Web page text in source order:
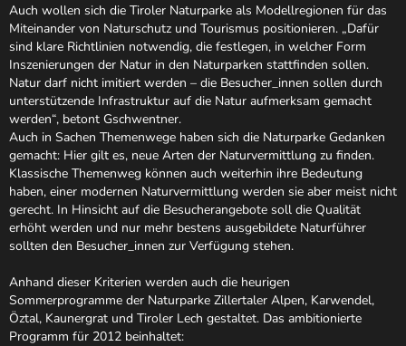
Auch wollen sich die Tiroler Naturparke als Modellregionen für das
Miteinander von Naturschutz und Tourismus positionieren. „Dafür
sind klare Richtlinien notwendig, die festlegen, in welcher Form
Inszenierungen der Natur in den Naturparken stattfinden sollen.
Natur darf nicht imitiert werden – die Besucher_innen sollen durch
unterstützende Infrastruktur auf die Natur aufmerksam gemacht
werden“, betont Gschwentner.
Auch in Sachen Themenwege haben sich die Naturparke Gedanken
gemacht: Hier gilt es, neue Arten der Naturvermittlung zu finden.
Klassische Themenweg können auch weiterhin ihre Bedeutung
haben, einer modernen Naturvermittlung werden sie aber meist nicht
gerecht. In Hinsicht auf die Besucherangebote soll die Qualität
erhöht werden und nur mehr bestens ausgebildete Naturführer
sollten den Besucher_innen zur Verfügung stehen.
Anhand dieser Kriterien werden auch die heurigen
Sommerprogramme der Naturparke Zillertaler Alpen, Karwendel,
Öztal, Kaunergrat und Tiroler Lech gestaltet. Das ambitionierte
Programm für 2012 beinhaltet: